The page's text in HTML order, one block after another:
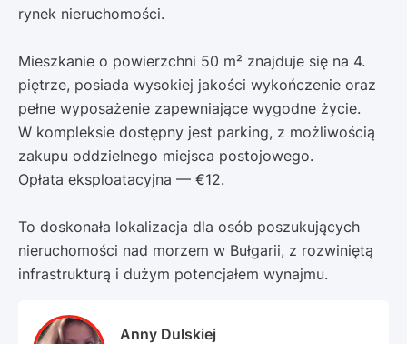
rynek nieruchomości.
Mieszkanie o powierzchni 50 m² znajduje się na 4.
piętrze, posiada wysokiej jakości wykończenie oraz
pełne wyposażenie zapewniające wygodne życie.
W kompleksie dostępny jest parking, z możliwością
zakupu oddzielnego miejsca postojowego.
Opłata eksploatacyjna — €12.
To doskonała lokalizacja dla osób poszukujących
nieruchomości nad morzem w Bułgarii, z rozwiniętą
infrastrukturą i dużym potencjałem wynajmu.
Anny Dulskiej